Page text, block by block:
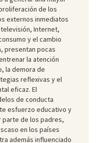
de los
externos inmediatos
Internet,
y el cambio
presentan pocas
la atención
la demora de
reflexivas y el
eficaz. El
de conducta
esfuerzo educativo y
de los padres,
en los países
además influenciado